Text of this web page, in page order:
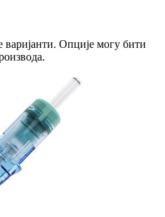
Опције могу бити